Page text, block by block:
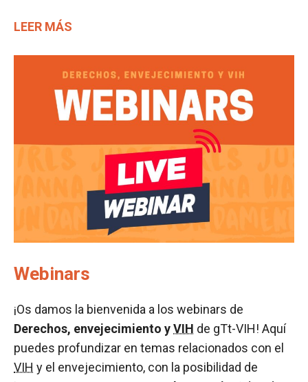
LEER MÁS
Webinars
¡Os damos la bienvenida a los webinars de
Derechos, envejecimiento yVIH de gTt-VIH! Aquí
puedes profundizar en temas relacionados con el
VIH y el envejecimiento, con la posibilidad de